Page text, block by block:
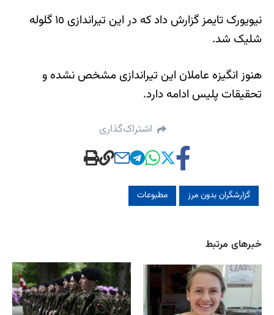
نیویورک تایمز گزارش داد که در این تیراندازی ١٥ گلوله
شلیک شد.
هنوز انگیزه عاملان این تیراندازی مشخص نشده و
تحقیقات پلیس ادامه دارد.
اشتراک‌گذاری
گزارشگران بدون مرز مطبوعات
خبرهای مرتبط